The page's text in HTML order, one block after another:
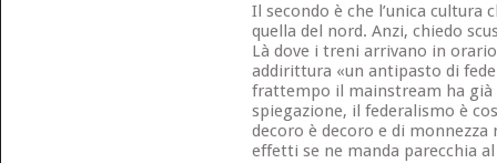
Il secondo è che l’unica cultura
quella del nord. Anzi, chiedo
Là dove i treni arrivano in
addirittura «un antipasto di
frattempo il mainstream ha già
spiegazione, il federalismo è
decoro è decoro e di monnezza
effetti se ne manda parecchia